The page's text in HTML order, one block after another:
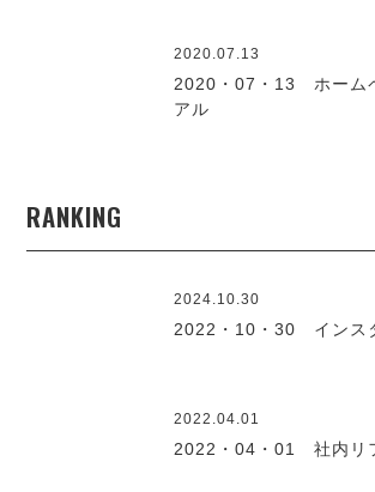
2020.07.13
2020・07・13 ホーム
アル
RANKING
2024.10.30
2022・10・30 インス
2022.04.01
2022・04・01 社内リ